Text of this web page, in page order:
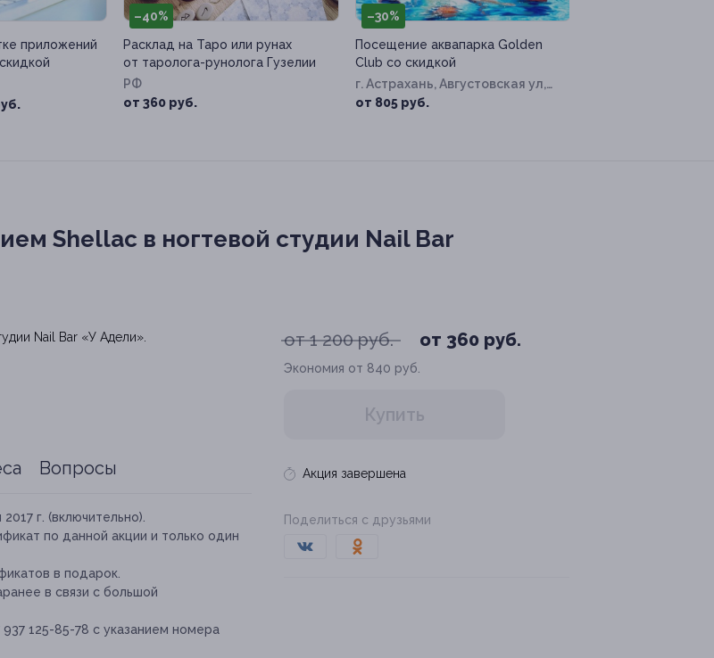
приложений
–40%
Расклад на Таро или рунах
от таролога-рунолога Гузелии
РФ
от 360 руб.
–30%
Посещение аквапарка Golden
Club со скидкой
г. Астрахань, Августовская ул,
д. 7е
от 805 руб.
Shellaс в ногтевой студии Nail Bar
от 1 200 руб. от 360 руб.
Экономия от 840 руб.
Купить
Акция завершена
Поделиться с друзьями
Вопросы
г. (включительно).
по данной акции и только один
в подарок.
в связи с большой
125-85-78 с указанием номера